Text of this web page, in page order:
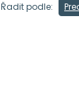
Řadit podle: